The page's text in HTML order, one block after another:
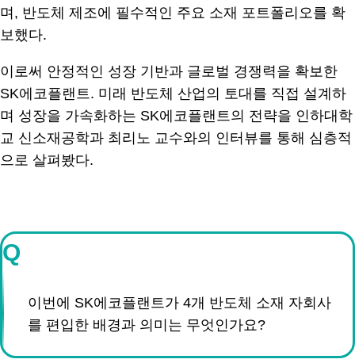
며, 반도체 제조에 필수적인 주요 소재 포트폴리오를 확
보했다.
이로써 안정적인 성장 기반과 글로벌 경쟁력을 확보한
SK에코플랜트. 미래 반도체 산업의 토대를 직접 설계하
며 성장을 가속화하는 SK에코플랜트의 전략을 인하대학
교 신소재공학과 최리노 교수와의 인터뷰를 통해 심층적
으로 살펴봤다.
Q
이번에 SK에코플랜트가 4개 반도체 소재 자회사
를 편입한 배경과 의미는 무엇인가요?